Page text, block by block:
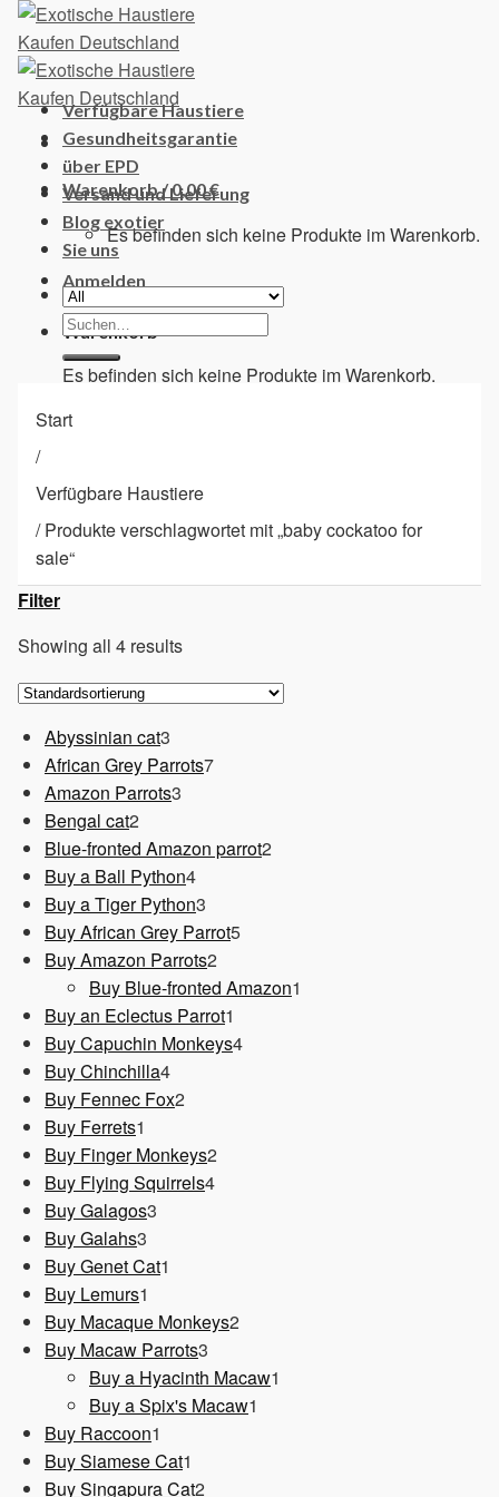
Skip
content
Warenkorb /0,00€
Es befinden sich keine Produkte im Warenkorb.
Anmelden
Warenkorb
Es befinden sich keine Produkte im Warenkorb.
Verfügbare Haustiere
Gesundheitsgarantie
über EPD
Versand und Lieferung
Blog exotier
Sie uns
Suchen
nach:
Start
/
Verfügbare Haustiere
/Produkte verschlagwortet mit „baby cockatoo for
sale“
Filter
Showing all 4 results
Abyssinian cat3
Produkte
African Grey Parrots77
Amazon Parrots3
Bengal cat22
Produkte
Blue-fronted Amazon parrot22
Buy a Ball Python44
Produkte
Buy a Tiger Python3
Produkte
Buy African Grey Parrot55
Buy Amazon Parrots22
Produkte
Buy Blue-fronted Amazon1
Buy an Eclectus Parrot1
Produkt
Buy Capuchin Monkeys44
Buy Chinchilla44
Produkte
Buy Fennec Fox22
Buy Ferrets1
Produkt
Buy Finger Monkeys22
Buy Flying Squirrels44
Buy Galagos3
Buy Galahs3
Produkte
Buy Genet Cat1
Buy Lemurs1
Produkt
Buy Macaque Monkeys22
Buy Macaw Parrots3
Produkte
Buy a Hyacinth Macaw1
Buy a Spix's Macaw1
Buy Raccoon1
Produkt
Buy Siamese Cat1
Produkt
Buy Singapura Cat22